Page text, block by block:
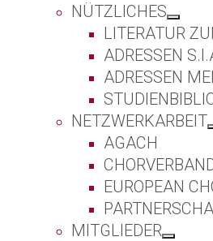
NÜTZLICHES
LITERATUR
ADRESSEN
ADRESSEN
NETZWERKARBEIT
AGACH
EUROPEAN
MITGLIEDER